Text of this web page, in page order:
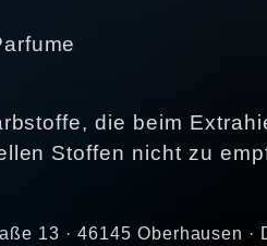
die beim
Stoffen nicht zu
13 · 46145 Oberhausen